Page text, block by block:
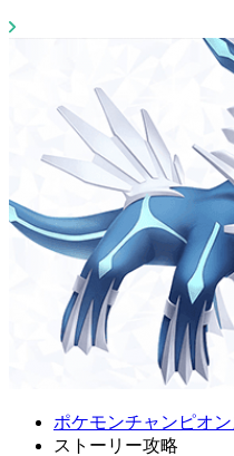
ポケモンチャンピオ
ストーリー攻略